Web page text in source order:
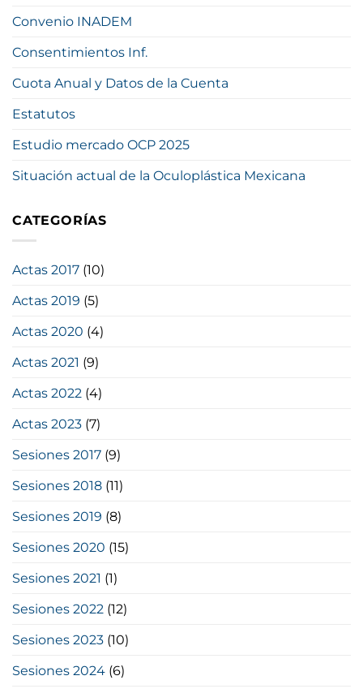
Convenio INADEM
Consentimientos Inf.
Cuota Anual y Datos de la Cuenta
Estatutos
Estudio mercado OCP 2025
Situación actual de la Oculoplástica Mexicana
CATEGORÍAS
Actas 2017 (10)
Actas 2019 (5)
Actas 2020 (4)
Actas 2021 (9)
Actas 2022 (4)
Actas 2023 (7)
Sesiones 2017 (9)
Sesiones 2018 (11)
Sesiones 2019 (8)
Sesiones 2020 (15)
Sesiones 2021 (1)
Sesiones 2022 (12)
Sesiones 2023 (10)
Sesiones 2024 (6)